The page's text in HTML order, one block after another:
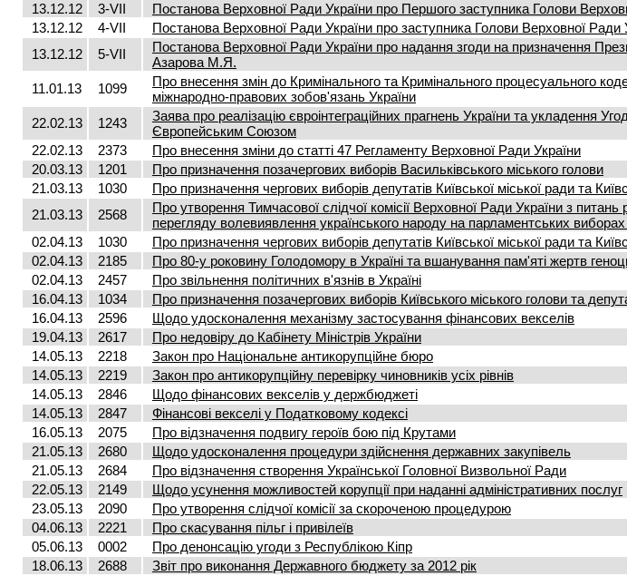
13.12.12
3-VII Постанова Верховної Ради України про Першого заступника Голови
13.12.12
4-VII Постанова Верховної Ради України про заступника Голови Верховної Ради
13.12.12
5-VII
Постанова Верховної Ради України про надання згоди на призначення
Азарова М.Я.
11.01.13 1099
Про внесення змін до Кримінального та Кримінального процесуального
міжнародно-правових зобов'язань України
22.02.13 1243
Заява про реалізацію євроінтеграційних прагнень України та укладення
Європейським Союзом
22.02.13
2373 Про внесення зміни до статті 47 Регламенту Верховної Ради України
20.03.13
1201 Про призначення позачергових виборів Васильківського міського голови
21.03.13
1030 Про призначення чергових виборів депутатів Київської міської ради та
21.03.13
2568
Про утворення Тимчасової слідчої комісії Верховної Ради України з питань
перегляду волевиявлення українського народу на парламентських
02.04.13
1030 Про призначення чергових виборів депутатів Київської міської ради та
02.04.13
2185 Про 80-у роковину Голодомору в Україні та вшанування пам'яті жертв
02.04.13
2457 Про звільнення політичних в'язнів в Україні
16.04.13
1034 Про призначення позачергових виборів Київського міського голови та
16.04.13
2596 Щодо удосконалення механізму застосування фінансових векселів
19.04.13
2617 Про недовіру до Кабінету Міністрів України
14.05.13
2218 Закон про Національне антикорупційне бюро
14.05.13
2219 Закон про антикорупційну перевірку чиновників усіх рівнів
14.05.13
2846 Щодо фінансових векселів у держбюджеті
14.05.13
2847 Фінансові векселі у Податковому кодексі
16.05.13
2075 Про відзначення подвигу героїв бою під Крутами
21.05.13
2680 Щодо удосконалення процедури здійснення державних закупівель
21.05.13
2684 Про відзначення створення Української Головної Визвольної Ради
22.05.13
2149 Щодо усунення можливостей корупції при наданні адміністративних послуг
23.05.13
2090 Про утворення слідчої комісії за скороченою процедурою
04.06.13
2221 Про скасування пільг і привілеїв
05.06.13
0002 Про денонсацію угоди з Республікою Кіпр
18.06.13
2688 Звіт про виконання Державного бюджету за 2012 рік